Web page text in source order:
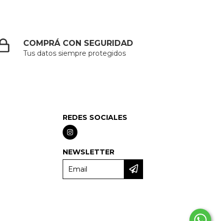
COMPRÁ CON SEGURIDAD
Tus datos siempre protegidos
REDES SOCIALES
NEWSLETTER